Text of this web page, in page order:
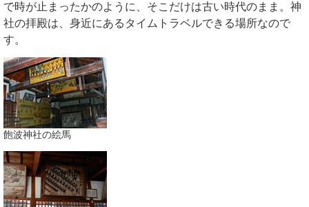
で時が止まったかのように、そこだけは古い時代のまま。神
社の拝殿は、身近にあるタイムトラベルできる場所なので
す。
飽波神社の絵馬